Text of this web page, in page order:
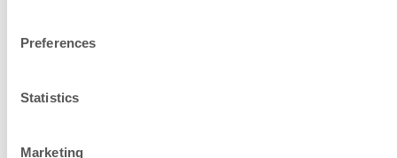
Preferences
Statistics
Marketing